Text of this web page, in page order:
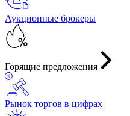
Аукционные брокеры
Горящие предложения
Рынок торгов в цифрах